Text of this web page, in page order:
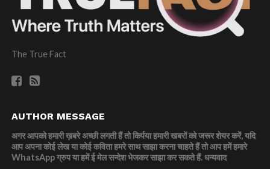
The True Fact
AUTHOR MESSAGE
अगर आपको हमारी ख़बरे अच्छी लगती हैं तो किर्पया हमारी खबरों को जरूर शेयर करें, यदि
आप अपना कोई लेख या कोई कविता हमरे साथ साझा करना चाहते हैं तो आप हमें हमारे
WhatsApp ग्रुप या हमें ई मेल सन्देश भेजकर साझा कर सकते हैं.धन्यवाद